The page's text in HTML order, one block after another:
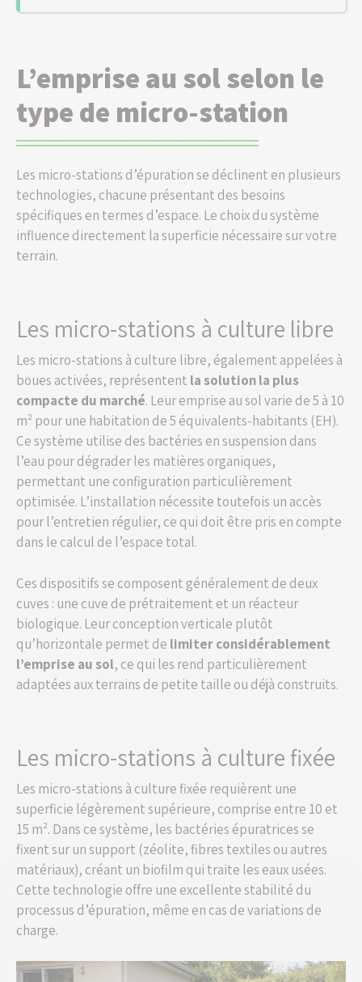
L’emprise au sol selon le
type de micro-station
Les micro-stations d’épuration se déclinent en plusieurs
technologies, chacune présentant des besoins
spécifiques en termes d’espace. Le choix du système
influence directement la superficie nécessaire sur votre
terrain.
Les micro-stations à culture libre
Les micro-stations à culture libre, également appelées à
boues activées, représentent la solution la plus
compacte du marché. Leur emprise au sol varie de 5 à 10
m² pour une habitation de 5 équivalents-habitants (EH).
Ce système utilise des bactéries en suspension dans
l’eau pour dégrader les matières organiques,
permettant une configuration particulièrement
optimisée. L’installation nécessite toutefois un accès
pour l’entretien régulier, ce qui doit être pris en compte
dans le calcul de l’espace total.
Ces dispositifs se composent généralement de deux
cuves : une cuve de prétraitement et un réacteur
biologique. Leur conception verticale plutôt
qu’horizontale permet de limiter considérablement
l’emprise au sol, ce qui les rend particulièrement
adaptées aux terrains de petite taille ou déjà construits.
Les micro-stations à culture fixée
Les micro-stations à culture fixée requièrent une
superficie légèrement supérieure, comprise entre 10 et
15 m². Dans ce système, les bactéries épuratrices se
fixent sur un support (zéolite, fibres textiles ou autres
matériaux), créant un biofilm qui traite les eaux usées.
Cette technologie offre une excellente stabilité du
processus d’épuration, même en cas de variations de
charge.